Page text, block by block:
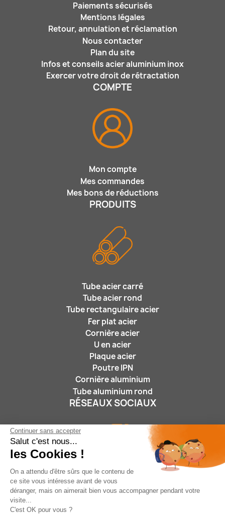
Continuer sans accepter
Salut c'est nous...
les Cookies !
On a attendu d'être sûrs que le contenu de
ce site vous intéresse avant de vous
déranger, mais on aimerait bien vous accompagner pendant votre
visite...
C'est OK pour vous ?
Paiements sécurisés
Mentions légales
Retour, annulation et réclamation
Nous contacter
Plan du site
Infos et conseils acier aluminium inox
Exercer votre droit de rétractation
COMPTE
Mon compte
Mes commandes
Mes bons de réductions
PRODUITS
Tube acier carré
Tube acier rond
Tube rectangulaire acier
Fer plat acier
Cornière acier
U en acier
Plaque acier
Poutre IPN
Cornière aluminium
Tube aluminium rond
RÉSEAUX SOCIAUX
Nous suivre :